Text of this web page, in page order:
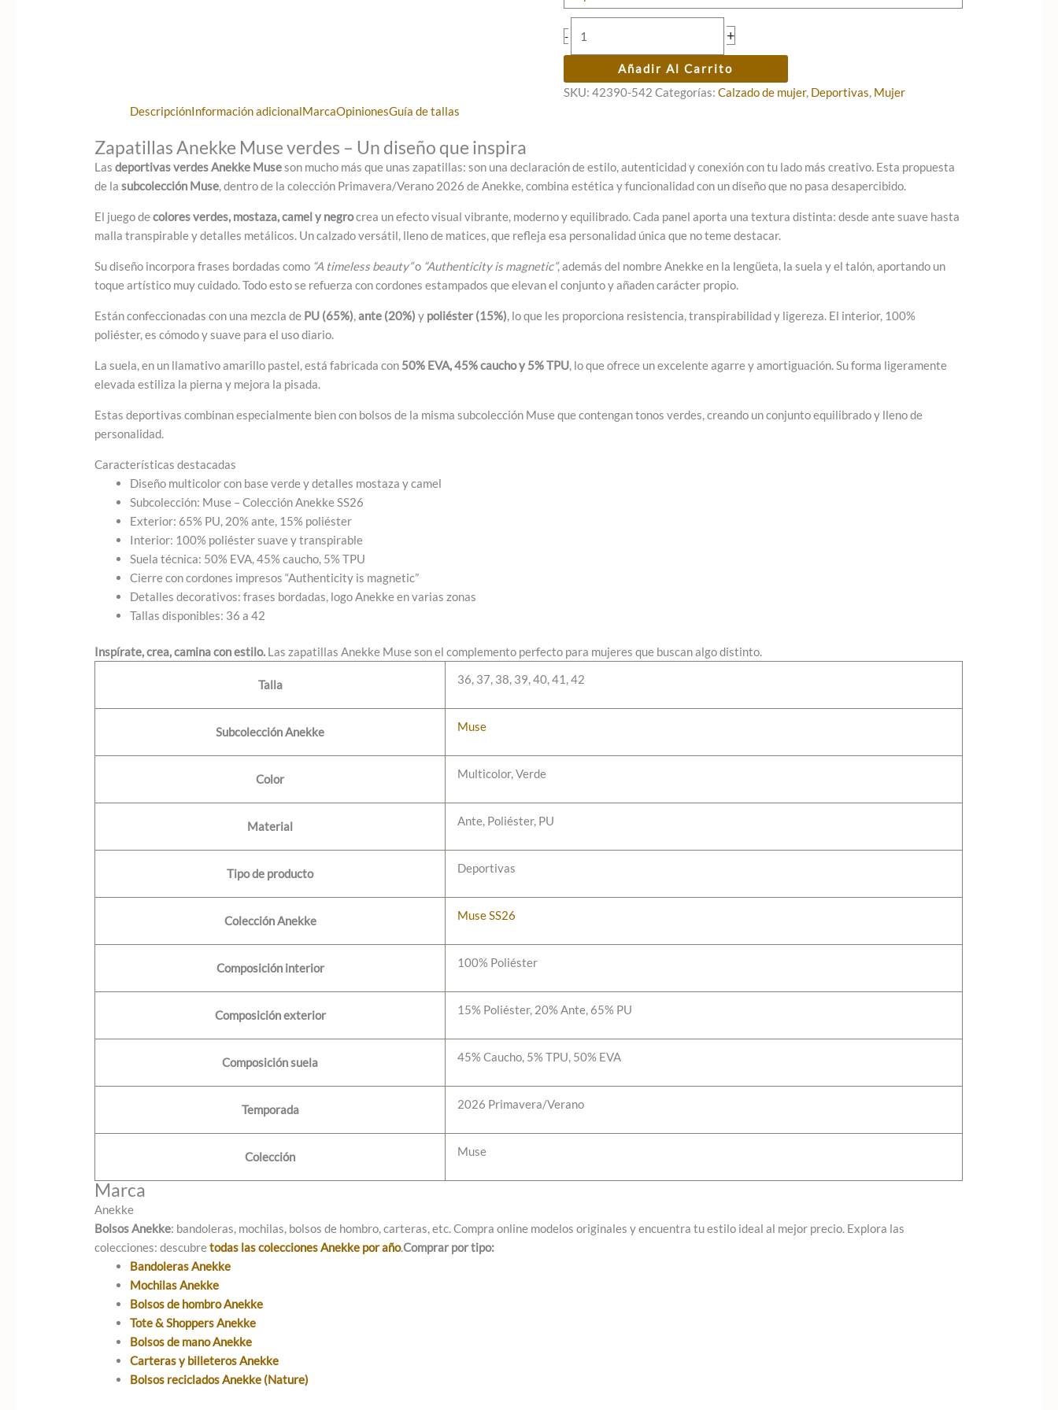
79,95 €.63,96 €.
-
verdes
Muse
cantidad
+
Añadir Al Carrito
SKU:42390-542 Categorías:Calzado de mujer, Deportivas, Mujer
DescripciónInformación adicionalMarcaOpinionesGuía de tallas
Zapatillas Anekke Muse verdes – Un diseño que inspira
Lasdeportivas verdes Anekke Museson mucho más que unas zapatillas: son una declaración de estilo, autenticidad y conexión con tu lado más creativo. Esta propuesta
de lasubcolección Muse, dentro de la colección Primavera/Verano 2026 de Anekke, combina estética y funcionalidad con un diseño que no pasa desapercibido.
El juego decolores verdes, mostaza, camel y negrocrea un efecto visual vibrante, moderno y equilibrado. Cada panel aporta una textura distinta: desde ante suave hasta
malla transpirable y detalles metálicos. Un calzado versátil, lleno de matices, que refleja esa personalidad única que no teme destacar.
Su diseño incorpora frases bordadas como “A timeless beauty”o “Authenticity is magnetic”, además del nombre Anekke en la lengüeta, la suela y el talón, aportando un
toque artístico muy cuidado. Todo esto se refuerza con cordones estampados que elevan el conjunto y añaden carácter propio.
Están confeccionadas con una mezcla de PU (65%),ante (20%) y poliéster (15%), lo que les proporciona resistencia, transpirabilidad y ligereza. El interior, 100%
poliéster, es cómodo y suave para el uso diario.
La suela, en un llamativo amarillo pastel, está fabricada con 50% EVA, 45% caucho y 5% TPU, lo que ofrece un excelente agarre y amortiguación. Su forma ligeramente
elevada estiliza la pierna y mejora la pisada.
Estas deportivas combinan especialmente bien con bolsos de la misma subcolección Muse que contengan tonos verdes, creando un conjunto equilibrado y lleno de
personalidad.
Características destacadas
Diseño multicolor con base verde y detalles mostaza y camel
Subcolección: Muse – Colección Anekke SS26
Exterior: 65% PU, 20% ante, 15% poliéster
Interior: 100% poliéster suave y transpirable
Suela técnica: 50% EVA, 45% caucho, 5% TPU
Cierre con cordones impresos “Authenticity is magnetic”
Detalles decorativos: frases bordadas, logo Anekke en varias zonas
Tallas disponibles: 36 a 42
Inspírate, crea, camina con estilo. Las zapatillas Anekke Muse son el complemento perfecto para mujeres que buscan algo distinto.
Talla 36, 37, 38, 39, 40, 41, 42
Subcolección Anekke Muse
Color Multicolor, Verde
Material Ante, Poliéster, PU
Tipo de producto Deportivas
Colección Anekke Muse SS26
Composición interior 100% Poliéster
Composición exterior 15% Poliéster, 20% Ante, 65% PU
Composición suela 45% Caucho, 5% TPU, 50% EVA
Temporada 2026 Primavera/Verano
Colección Muse
Marca
Anekke
Bolsos Anekke: bandoleras, mochilas, bolsos de hombro, carteras, etc. Compra online modelos originales y encuentra tu estilo ideal al mejor precio. Explora las
colecciones: descubretodas las colecciones Anekke por año.Comprar por tipo:
Bandoleras Anekke
Mochilas Anekke
Bolsos de hombro Anekke
Tote & Shoppers Anekke
Bolsos de mano Anekke
Carteras y billeteros Anekke
Bolsos reciclados Anekke (Nature)